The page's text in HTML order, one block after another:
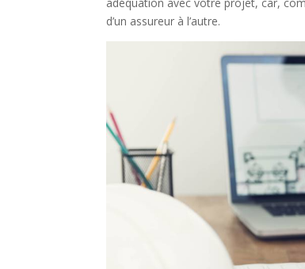
d’un assureur à l’autre.